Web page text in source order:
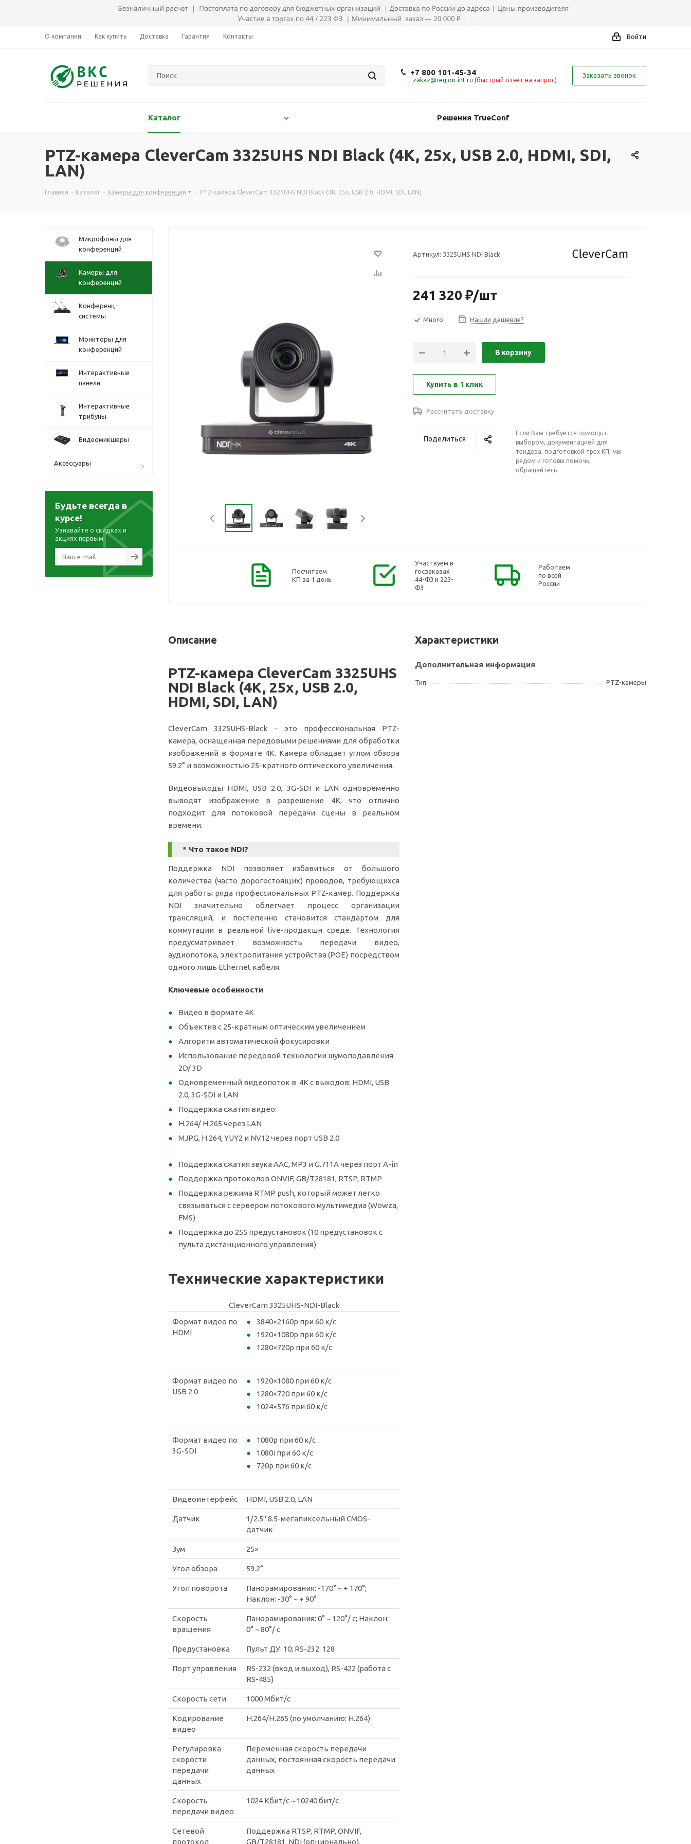
О компании Как купить Доставка Гарантия Контакты Войти
+7 800 101-45-34
zakaz@region-int.ru (быстрый ответ на запрос)
Заказать звонок
Каталог Решения TrueConf
PTZ-камера CleverCam 3325UHS NDI Black (4K, 25x, USB 2.0, HDMI, SDI,
LAN)
Главная - Каталог - Камеры для конференций - PTZ-камера CleverCam 3325UHS NDI Black (4K, 25x, USB 2.0, HDMI, SDI, LAN)
Артикул: 3325UHS NDI Black
241 320 ₽/шт
Много Нашли дешевле?
В корзину
Купить в 1 клик
Рассчитать доставку
Поделиться
Если Вам требуется помощь с
выбором, документацией для
тендера, подготовкой трех КП, мы
рядом и готовы помочь,
обращайтесь
Посчитаем
КП за 1 день
Участвуем в
госзаказах
44-ФЗ и 223-
ФЗ
Работаем
по всей
России
Описание
PTZ-камера CleverCam 3325UHS
NDI Black (4K, 25x, USB 2.0,
HDMI, SDI, LAN)
CleverCam 3325UHS-Black - это профессиональная PTZ-
камера, оснащенная передовыми решениями для обработки
изображений в формате 4K. Камера обладает углом обзора
59.2° и возможностью 25-кратного оптического увеличения.
Видеовыходы HDMI, USB 2.0, 3G-SDI и LAN одновременно
выводят изображение в разрешение 4K, что отлично
подходит для потоковой передачи сцены в реальном
времени.
* Что такое NDI?
Поддержка NDI позволяет избавиться от большого
количества (часто дорогостоящих) проводов, требующихся
для работы ряда профессиональных PTZ-камер. Поддержка
NDI значительно облегчает процесс организации
трансляций, и постепенно становится стандартом для
коммутации в реальной live-продакшн среде. Технология
предусматривает возможность передачи видео,
аудиопотока, электропитания устройства (POE) посредством
одного лишь Ethernet кабеля.
Ключевые особенности
Видео в формате 4K
Объектив с 25-кратным оптическим увеличением
Алгоритм автоматической фокусировки
Использование передовой технологии шумоподавления
2D/ 3D
Одновременный видеопоток в 4K с выходов: HDMI, USB
2.0, 3G-SDI и LAN
Поддержка сжатия видео:
H.264/ H.265 через LAN
MJPG, H.264, YUY2 и NV12 через порт USB 2.0
Поддержка сжатия звука AAC, MP3 и G.711A через порт A-in
Поддержка протоколов ONVIF, GB/T28181, RTSP, RTMP
Поддержка режима RTMP push, который может легко
связываться с сервером потокового мультимедиа (Wowza,
FMS)
Поддержка до 255 предустановок (10 предустановок с
пульта дистанционного управления)
Технические характеристики
CleverCam 3325UHS-NDI-Black
Формат видео по
HDMI
3840×2160p при 60 к/с
1920×1080p при 60 к/с
1280×720p при 60 к/с
Формат видео по
USB 2.0
1920×1080 при 60 к/с
1280×720 при 60 к/с
1024×576 при 60 к/с
Формат видео по
3G-SDI
1080p при 60 к/с
1080i при 60 к/с
720p при 60 к/с
Видеоинтерфейс HDMI, USB 2.0, LAN
Датчик
1/2.5" 8.5-мегапиксельный CMOS-
датчик
Зум 25×
Угол обзора 59.2°
Угол поворота
Панорамирования: -170° ~ + 170°;
Наклон: -30° ~ + 90°
Скорость
вращения
Панорамирования: 0° ~ 120°/ с; Наклон:
0° ~ 80°/ с
Предустановка Пульт ДУ: 10; RS-232: 128
Порт управления
RS-232 (вход и выход), RS-422 (работа с
RS-485)
Скорость сети 1000 Мбит/с
Кодирование
видео
H.264/H.265 (по умолчанию: H.264)
Регулировка
скорости
передачи
данных
Переменная скорость передачи
данных, постоянная скорость передачи
данных
Скорость
передачи видео
1024 Кбит/с ~ 10240 бит/с
Сетевой
протокол
Поддержка RTSP, RTMP, ONVIF,
GB/T28181, NDI (опционально),
Характеристики
Дополнительная информация
Тип PTZ-камеры
Микрофоны для
конференций
Камеры для
конференций
Конференц-
системы
Мониторы для
конференций
Интерактивные
панели
Интерактивные
трибуны
Видеомикшеры
Аксессуары
Будьте всегда в
курсе!
Узнавайте о скидках и
акциях первым